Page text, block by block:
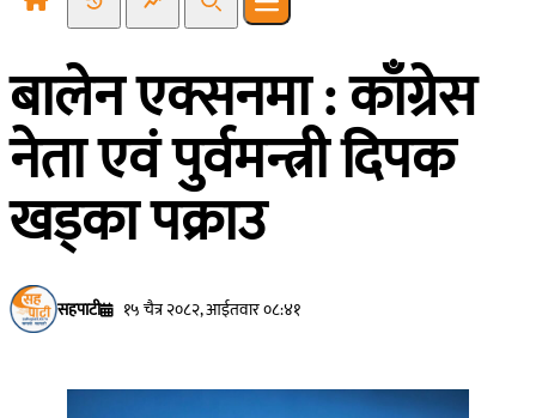
Recent NewsTrending News
SearchOpen main menu
बालेन एक्सनमा : काँग्रेस
नेता एवं पुर्वमन्त्री दिपक
खड्का पक्राउ
सहपाटी १५ चैत्र २०८२, आईतवार ०८:४१